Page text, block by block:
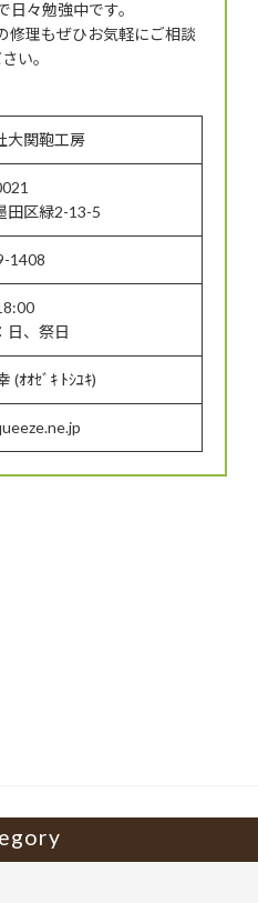
日々勉強中です。
修理もぜひお気軽にご相談
い。
大関鞄工房
田区緑2-13-5
1408
日、祭日
(ｵｵｾﾞｷ ﾄｼﾕｷ)